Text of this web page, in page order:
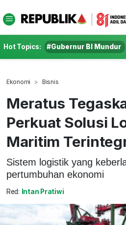
Hot Topics: #Gubernur BI Mundur
Ekonomi Bisnis
Meratus
Perkuat Solusi
Maritim
Sistem logistik yang
pertumbuhan ekonomi
Red: Intan Pratiwi